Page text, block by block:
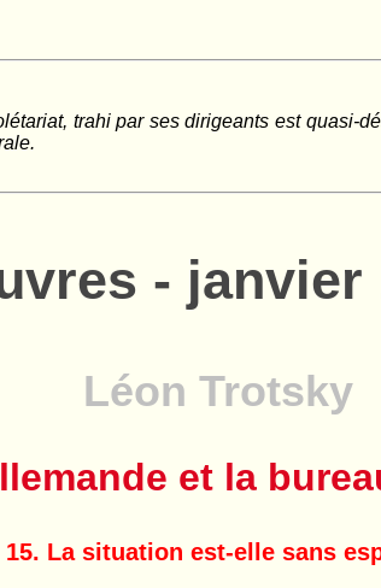
trahi par ses dirigeants est quasi-
- janvier
Léon Trotsky
et la
15. La situation est-elle sans